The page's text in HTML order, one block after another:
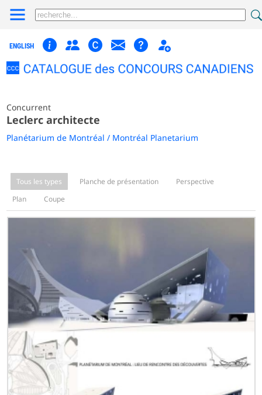
ENGLISH
Concurrent
Leclerc architecte
Planétarium de Montréal / Montréal Planetarium
Tous les types Planche de présentation
Perspective
Plan
Coupe